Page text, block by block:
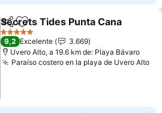
CompartirAgregar a favoritos
Secrets Tides Punta Cana
5 Estrellas
9,2 Excelente
3.669
Uvero Alto, a 19.6 km de: Playa Bávaro
Paraíso costero en la playa de Uvero Alto